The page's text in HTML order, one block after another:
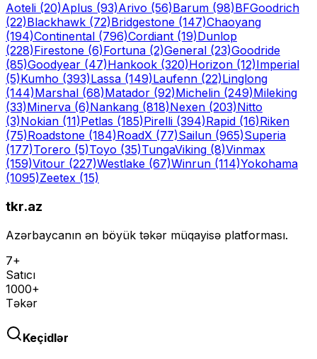
Aoteli (20)Aplus (93)Arivo (56)Barum (98)BFGoodrich
(22)Blackhawk (72)Bridgestone (147)Chaoyang
(194)Continental (796)Cordiant (19)Dunlop
(228)Firestone (6)Fortuna (2)General (23)Goodride
(85)Goodyear (47)Hankook (320)Horizon (12)Imperial
(5)Kumho (393)Lassa (149)Laufenn (22)Linglong
(144)Marshal (68)Matador (92)Michelin (249)Mileking
(33)Minerva (6)Nankang (818)Nexen (203)Nitto
(3)Nokian (11)Petlas (185)Pirelli (394)Rapid (16)Riken
(75)Roadstone (184)RoadX (77)Sailun (965)Superia
(177)Torero (5)Toyo (35)TungaViking (8)Vinmax
(159)Vitour (227)Westlake (67)Winrun (114)Yokohama
(1095)Zeetex (15)
tkr.az
Azərbaycanın ən böyük təkər müqayisə platforması.
7+
Satıcı
1000+
Təkər
Keçidlər